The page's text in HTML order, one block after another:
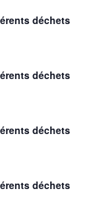
déchets
déchets
déchets
déchets